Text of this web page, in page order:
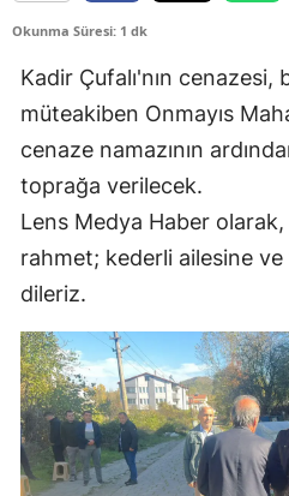
Okunma Süresi: 1 dk
Kadir Çufalı'nın cenazesi,
müteakiben Onmayıs
cenaze namazının
toprağa verilecek.
Lens Medya Haber olarak,
rahmet; kederli ailesine ve
dileriz.